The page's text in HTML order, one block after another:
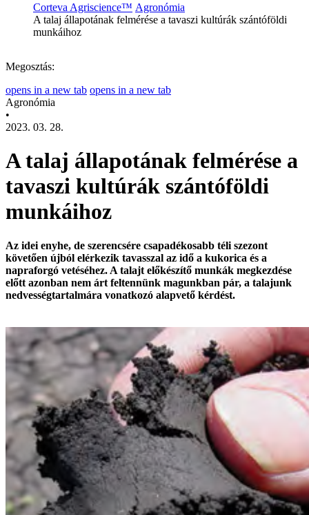
Corteva Agriscience™ Agronómia
A talaj állapotának felmérése a tavaszi kultúrák szántóföldi
munkáihoz
Megosztás:
opens in a new tab opens in a new tab
Agronómia
•
2023. 03. 28.
A talaj állapotának felmérése a
tavaszi kultúrák szántóföldi
munkáihoz
Az idei enyhe, de szerencsére csapadékosabb téli szezont
követően újból elérkezik tavasszal az idő a kukorica és a
napraforgó vetéséhez. A talajt előkészítő munkák megkezdése
előtt azonban nem árt feltennünk magunkban pár, a talajunk
nedvességtartalmára vonatkozó alapvető kérdést.